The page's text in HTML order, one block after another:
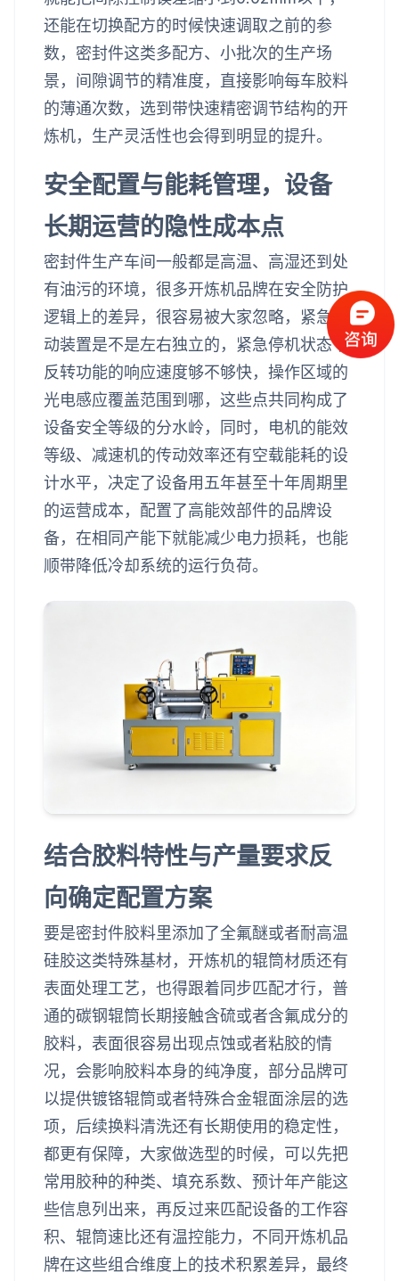
还能在切换配方的时候快速调取之前的参
数，密封件这类多配方、小批次的生产场
景，间隙调节的精准度，直接影响每车胶料
的薄通次数，选到带快速精密调节结构的开
炼机，生产灵活性也会得到明显的提升。
安全配置与能耗管理，设备
长期运营的隐性成本点
密封件生产车间一般都是高温、高湿还到处
有油污的环境，很多开炼机品牌在安全防护
逻辑上的差异，很容易被大家忽略，紧急制
动装置是不是左右独立的，紧急停机状态下
反转功能的响应速度够不够快，操作区域的
光电感应覆盖范围到哪，这些点共同构成了
设备安全等级的分水岭，同时，电机的能效
等级、减速机的传动效率还有空载能耗的设
计水平，决定了设备用五年甚至十年周期里
的运营成本，配置了高能效部件的品牌设
备，在相同产能下就能减少电力损耗，也能
顺带降低冷却系统的运行负荷。
结合胶料特性与产量要求反
向确定配置方案
要是密封件胶料里添加了全氟醚或者耐高温
硅胶这类特殊基材，开炼机的辊筒材质还有
表面处理工艺，也得跟着同步匹配才行，普
通的碳钢辊筒长期接触含硫或者含氟成分的
胶料，表面很容易出现点蚀或者粘胶的情
况，会影响胶料本身的纯净度，部分品牌可
以提供镀铬辊筒或者特殊合金辊面涂层的选
项，后续换料清洗还有长期使用的稳定性，
都更有保障，大家做选型的时候，可以先把
常用胶种的种类、填充系数、预计年产能这
些信息列出来，再反过来匹配设备的工作容
积、辊筒速比还有温控能力，不同开炼机品
牌在这些组合维度上的技术积累差异，最终